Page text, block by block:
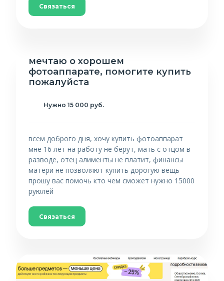
Связаться
мечтаю о хорошем
фотоаппарате, помогите купить
пожалуйста
Нужно 15 000 руб.
всем доброго дня, хочу купить фотоаппарат
мне 16 лет на работу не берут, мать с отцом в
разводе, отец алименты не платит, финансы
матери не позволяют купить дорогую вещь
прошу вас помочь кто чем сможет нужно 15000
руюлей
Связаться